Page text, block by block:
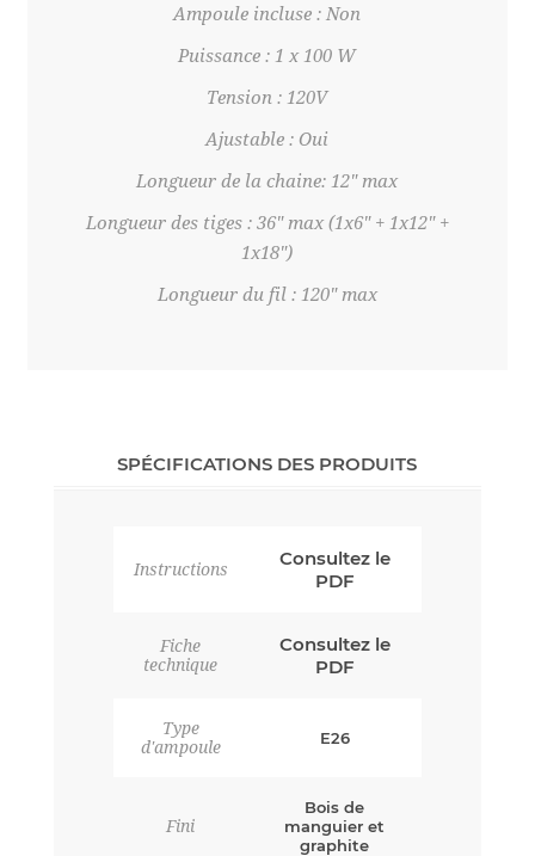
Ampoule incluse : Non
Puissance : 1 x 100 W
Tension : 120V
Ajustable : Oui
Longueur de la chaine: 12" max
Longueur des tiges : 36" max (1x6" + 1x12" +
1x18")
Longueur du fil : 120" max
SPÉCIFICATIONS DES PRODUITS
Instructions
Consultez le
PDF
Fiche
technique
Consultez le
PDF
Type
d'ampoule
E26
Fini
Bois de
manguier et
graphite